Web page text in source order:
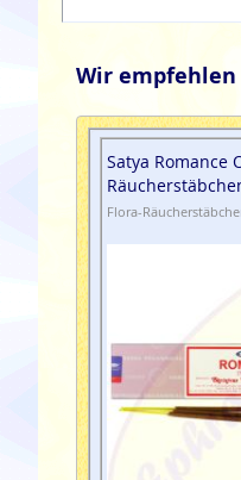
Wir
Satya Romance
Flora-